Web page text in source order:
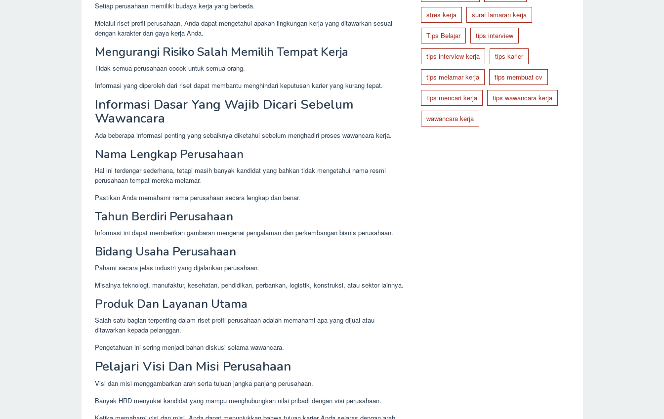
Setiap perusahaan memiliki budaya kerja yang berbeda.
Melalui riset profil perusahaan, Anda dapat mengetahui apakah lingkungan kerja yang ditawarkan sesuai
dengan karakter dan gaya kerja Anda.
Mengurangi Risiko Salah Memilih Tempat Kerja
Tidak semua perusahaan cocok untuk semua orang.
Informasi yang diperoleh dari riset dapat membantu menghindari keputusan karier yang kurang tepat.
Informasi Dasar Yang Wajib Dicari Sebelum
Wawancara
Ada beberapa informasi penting yang sebaiknya diketahui sebelum menghadiri proses wawancara kerja.
Nama Lengkap Perusahaan
Hal ini terdengar sederhana, tetapi masih banyak kandidat yang bahkan tidak mengetahui nama resmi
perusahaan tempat mereka melamar.
Pastikan Anda memahami nama perusahaan secara lengkap dan benar.
Tahun Berdiri Perusahaan
Informasi ini dapat memberikan gambaran mengenai pengalaman dan perkembangan bisnis perusahaan.
Bidang Usaha Perusahaan
Pahami secara jelas industri yang dijalankan perusahaan.
Misalnya teknologi, manufaktur, kesehatan, pendidikan, perbankan, logistik, konstruksi, atau sektor lainnya.
Produk Dan Layanan Utama
Salah satu bagian terpenting dalam riset profil perusahaan adalah memahami apa yang dijual atau
ditawarkan kepada pelanggan.
Pengetahuan ini sering menjadi bahan diskusi selama wawancara.
Pelajari Visi Dan Misi Perusahaan
Visi dan misi menggambarkan arah serta tujuan jangka panjang perusahaan.
Banyak HRD menyukai kandidat yang mampu menghubungkan nilai pribadi dengan visi perusahaan.
stres kerja surat lamaran kerja
Tips Belajar tips interview
tips interview kerja tips karier
tips melamar kerja tips membuat cv
tips mencari kerja tips wawancara kerja
wawancara kerja